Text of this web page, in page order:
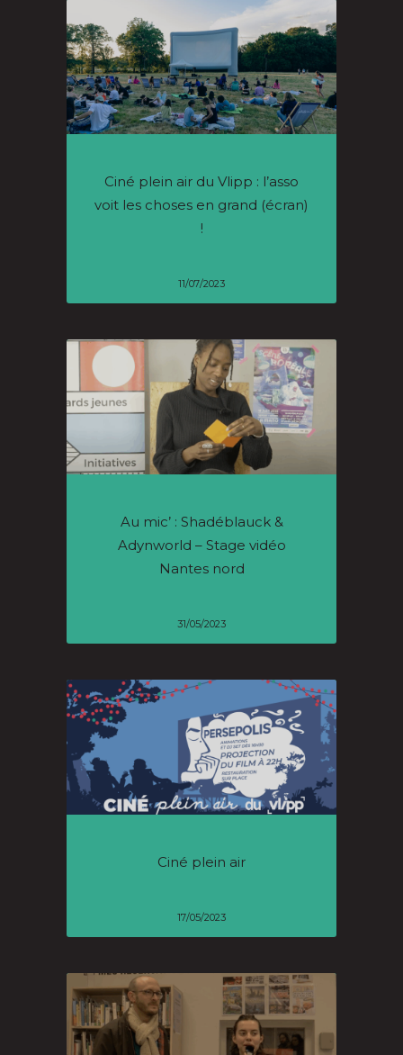
Ciné plein air du Vlipp : l’asso
voit les choses en grand (écran)
!
11/07/2023
Au mic’ : Shadéblauck &
Adynworld – Stage vidéo
Nantes nord
31/05/2023
Ciné plein air
17/05/2023